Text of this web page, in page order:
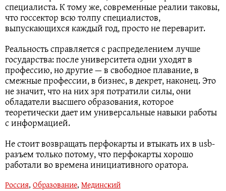
специалиста. К тому же, современные реалии таковы,
что госсектор всю толпу специалистов,
выпускающихся каждый год, просто не переварит.
Реальность справляется с распределением лучше
государства: после университета одни уходят в
профессию, но другие — в свободное плавание, в
смежные профессии, в бизнес, в декрет, наконец. Это
не значит, что на них зря потратили силы, они
обладатели высшего образования, которое
теоретически дает им универсальные навыки работы
с информацией.
Не стоит возвращать перфокарты и втыкать их в usb-
разъем только потому, что перфокарты хорошо
работали во времена инициативного оратора.
Россия, Образование, Мединский